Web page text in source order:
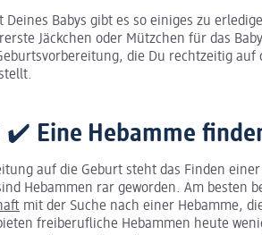
Deines Babys gibt es so einiges zu
Jäckchen oder Mützchen für das
die Du rechtzeitig
✔️ Eine Hebamme
auf die Geburt steht das Finden
Hebammen rar geworden. Am besten
mit der Suche nach einer Hebamme,
freiberufliche Hebammen heute